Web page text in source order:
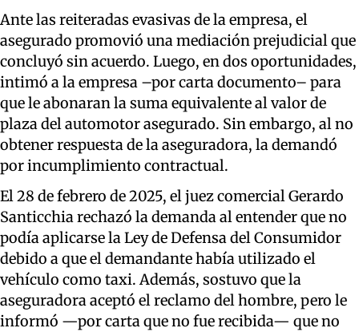
Ante las reiteradas evasivas de la empresa, el
asegurado promovió una mediación prejudicial que
concluyó sin acuerdo. Luego, en dos oportunidades,
intimó a la empresa –por carta documento– para
que le abonaran la suma equivalente al valor de
plaza del automotor asegurado. Sin embargo, al no
obtener respuesta de la aseguradora, la demandó
por incumplimiento contractual.
El 28 de febrero de 2025, el juez comercial Gerardo
Santicchia rechazó la demanda al entender que no
podía aplicarse la Ley de Defensa del Consumidor
debido a que el demandante había utilizado el
vehículo como taxi. Además, sostuvo que la
aseguradora aceptó el reclamo del hombre, pero le
informó —por carta que no fue recibida— que no